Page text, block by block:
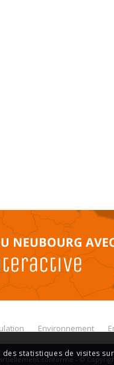
Environnement
conforme - ©
statistiques de visites